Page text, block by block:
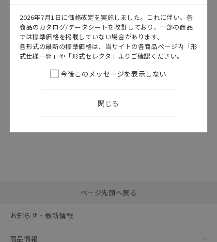
カタログ 日本語
SWAQ-007AB
ZN-PD-
S/THX21-
S/DPX21-S カ
タログ
括ダウンロード
ページ先頭へ戻る
お知らせ・最新情報
商品情報
2026年7月1日に価格改定を実施しました。これに伴い、各
商品のカタログ/データシートを改訂しており、一部の商品
では標準価格を掲載していない場合があります。
各形式の最新の標準価格は、当サイトの各商品ページ内「形
式仕様一覧」や「形式セレクタ」よりご確認ください。
今後このメッセージを表示しない
閉じる